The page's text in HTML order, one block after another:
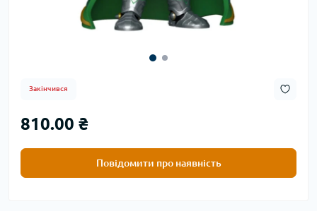
Закінчився
810.00 ₴
Повідомити про наявність